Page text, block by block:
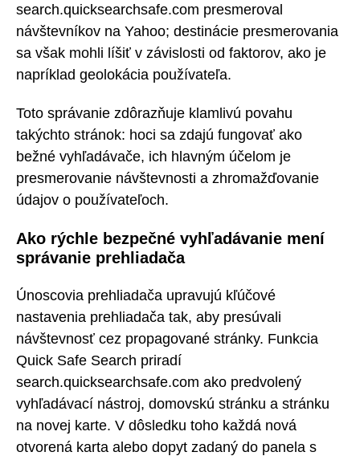
search.quicksearchsafe.com presmeroval
návštevníkov na Yahoo; destinácie presmerovania
sa však mohli líšiť v závislosti od faktorov, ako je
napríklad geolokácia používateľa.
Toto správanie zdôrazňuje klamlivú povahu
takýchto stránok: hoci sa zdajú fungovať ako
bežné vyhľadávače, ich hlavným účelom je
presmerovanie návštevnosti a zhromažďovanie
údajov o používateľoch.
Ako rýchle bezpečné vyhľadávanie mení
správanie prehliadača
Únoscovia prehliadača upravujú kľúčové
nastavenia prehliadača tak, aby presúvali
návštevnosť cez propagované stránky. Funkcia
Quick Safe Search priradí
search.quicksearchsafe.com ako predvolený
vyhľadávací nástroj, domovskú stránku a stránku
na novej karte. V dôsledku toho každá nová
otvorená karta alebo dopyt zadaný do panela s